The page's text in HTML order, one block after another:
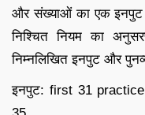
और संख्याओं का एक इनपुट
निश्चित नियम का
निम्नलिखित इनपुट और
इनपुट: first 31